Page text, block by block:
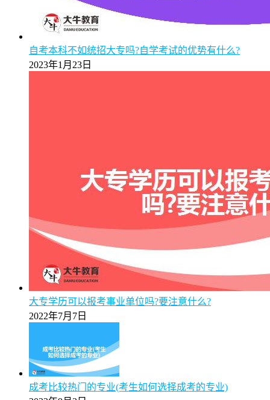
【图解】2025年报广州成考专升本校本部与函授站区别
全面解析